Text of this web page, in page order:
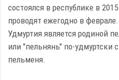
состоялся в республике в
проводят ежегодно в
Удмуртия является родиной
или "пельнянь" по-удмуртски
пельменя.